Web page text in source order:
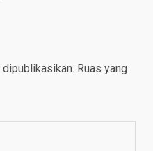
Ruas yang